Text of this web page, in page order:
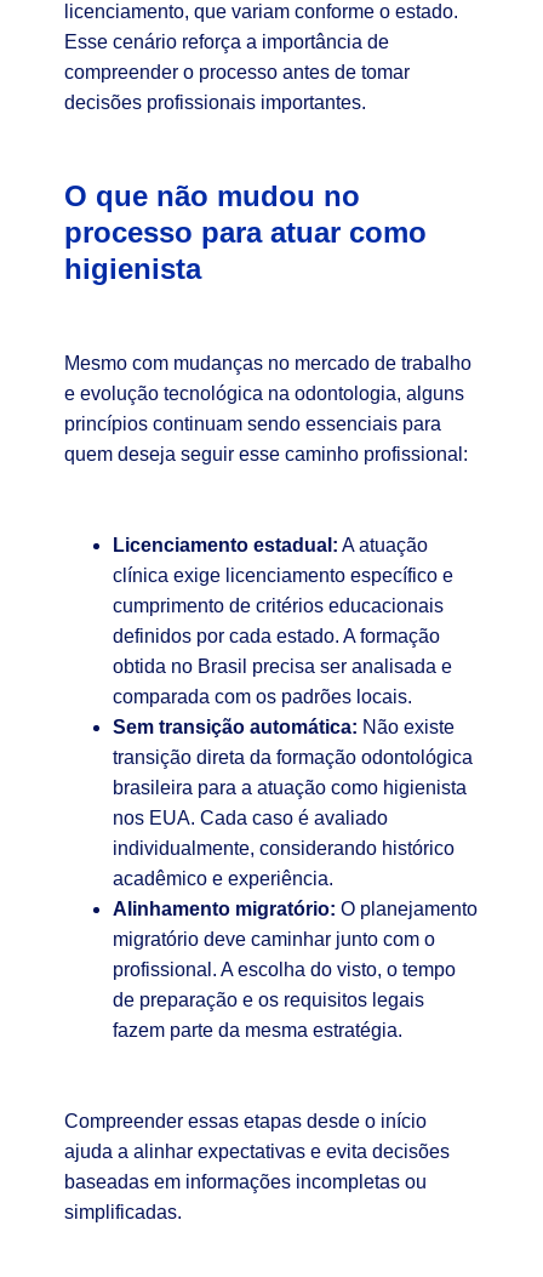
licenciamento, que variam conforme o estado.
Esse cenário reforça a importância de
compreender o processo antes de tomar
decisões profissionais importantes.
O que não mudou no
processo para atuar como
higienista
Mesmo com mudanças no mercado de trabalho
e evolução tecnológica na odontologia, alguns
princípios continuam sendo essenciais para
quem deseja seguir esse caminho profissional:
Licenciamento estadual: A atuação
clínica exige licenciamento específico e
cumprimento de critérios educacionais
definidos por cada estado. A formação
obtida no Brasil precisa ser analisada e
comparada com os padrões locais.
Sem transição automática: Não existe
transição direta da formação odontológica
brasileira para a atuação como higienista
nos EUA. Cada caso é avaliado
individualmente, considerando histórico
acadêmico e experiência.
Alinhamento migratório: O planejamento
migratório deve caminhar junto com o
profissional. A escolha do visto, o tempo
de preparação e os requisitos legais
fazem parte da mesma estratégia.
Compreender essas etapas desde o início
ajuda a alinhar expectativas e evita decisões
baseadas em informações incompletas ou
simplificadas.